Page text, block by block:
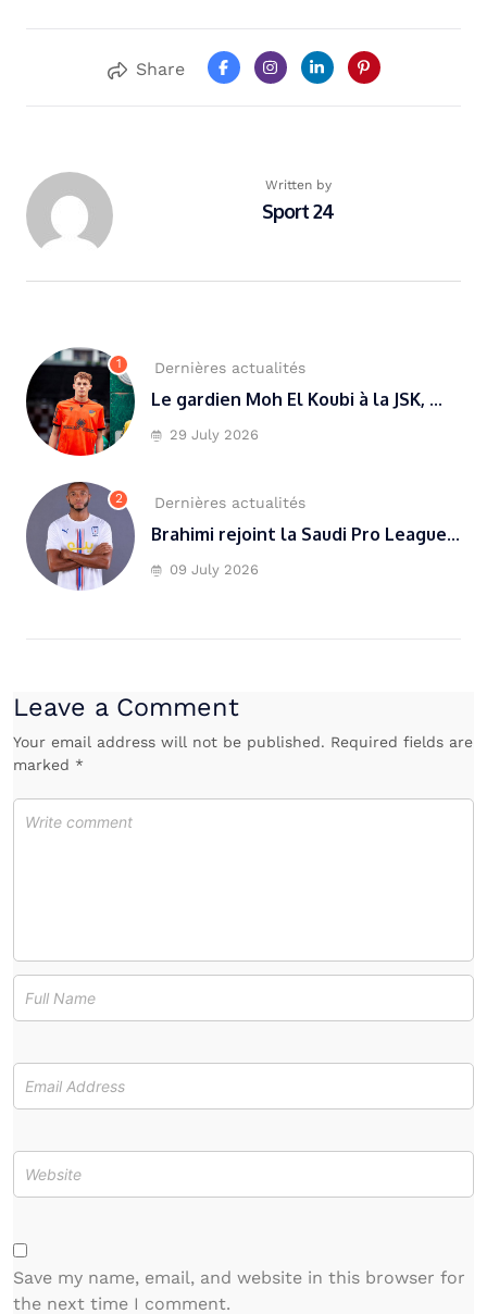
Share
Written by
Sport 24
1 Dernières actualités
Le gardien Moh El Koubi à la JSK, ...
29 July 2026
2 Dernières actualités
Brahimi rejoint la Saudi Pro League...
09 July 2026
Leave a Comment
Your email address will not be published. Required fields are
marked *
Save my name, email, and website in this browser for
the next time I comment.